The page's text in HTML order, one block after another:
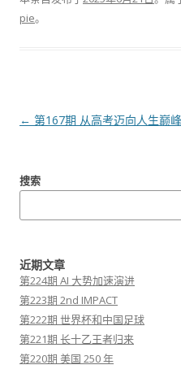
器
pie。
文
航
← 第167期 从高考迈向人生巅峰
搜索
近期文章
第224期 AI 大势加速演进
第223期 2nd IMPACT
第222期 世界杯和中国足球
第221期 长十乙王者归来
第220期 美国 250 年